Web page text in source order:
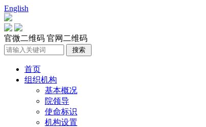
English
官微二维码 官网二维码
首页
组织机构
基本概况
院领导
使命标识
机构设置